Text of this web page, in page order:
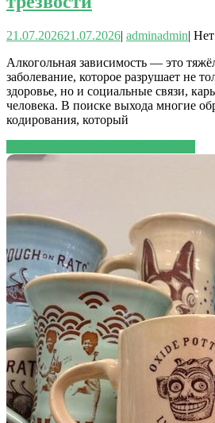
21.07.202621.07.2026| adminadmin|
Алкогольная зависимость — это
заболевание, которое разрушает не
здоровье, но и социальные связи,
человека. В поиске выхода многие
кодирования, который